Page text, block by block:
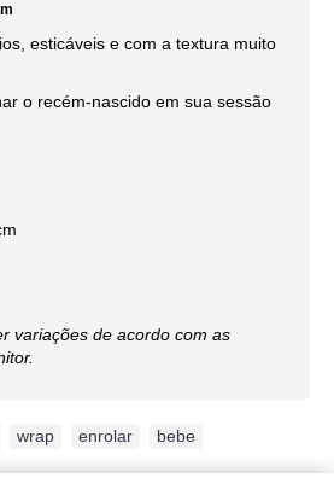
esticáveis e com a textura muito
o recém-nascido em sua sessão
variações de acordo com as
wrap enrolar bebe